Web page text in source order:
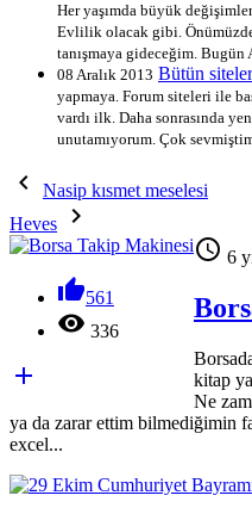
Her yaşımda büyük
Evlilik olacak gibi.
tanışmaya gideceğim.
08 Aralık 2013 Bütün
yapmaya. Forum siteleri ile
vardı ilk. Daha sonrasında
unutamıyorum. Çok

Nasip kısmet meselesi
Heves

561
 336

 6
kitap
Ne
ya da zarar ettim bilmediğimin
excel...